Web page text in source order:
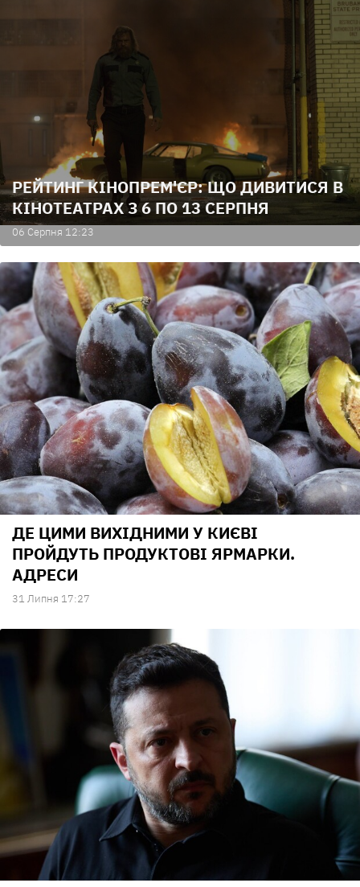
РЕЙТИНГ КІНОПРЕМ'ЄР: ЩО ДИВИТИСЯ В
КІНОТЕАТРАХ З 6 ПО 13 СЕРПНЯ
06 Серпня 12:23
ДЕ ЦИМИ ВИХІДНИМИ У КИЄВІ
ПРОЙДУТЬ ПРОДУКТОВІ ЯРМАРКИ.
АДРЕСИ
31 Липня 17:27